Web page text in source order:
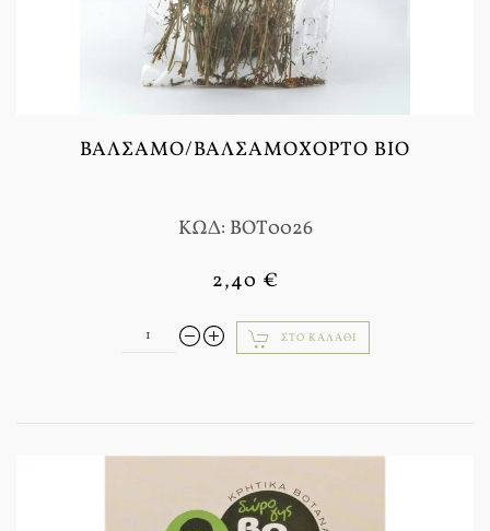
ΒΆΛΣΑΜΟ/ΒΑΛΣΑΜΌΧΟΡΤΟ BIO
ΚΩΔ: BOT0026
2,40 €
ΣΤΟ ΚΑΛΆΘΙ